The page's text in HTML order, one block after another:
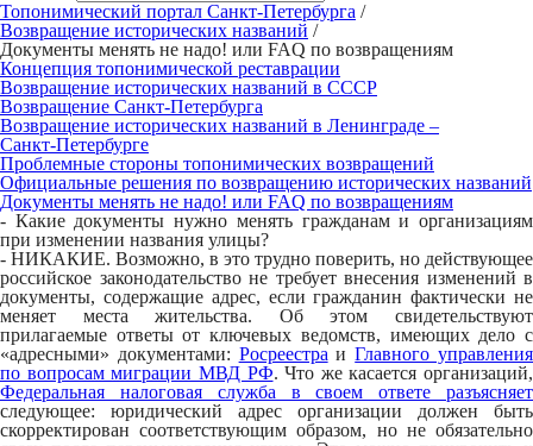
Топонимический портал Санкт-Петербурга /
Возвращение исторических названий /
Документы менять не надо! или FAQ по возвращениям
Концепция топонимической реставрации
Возвращение исторических названий в СССР
Возвращение Санкт‑Петербурга
Возвращение исторических названий в Ленинграде –
Санкт‑Петербурге
Проблемные стороны топонимических возвращений
Официальные решения по возвращению исторических названий
Документы менять не надо! или FAQ по возвращениям
- Какие документы нужно менять гражданам и организациям
при изменении названия улицы?
- НИКАКИЕ. Возможно, в это трудно поверить, но действующее
российское законодательство не требует внесения изменений в
документы, содержащие адрес, если гражданин фактически не
меняет места жительства. Об этом свидетельствуют
прилагаемые ответы от ключевых ведомств, имеющих дело с
«адресными» документами: Росреестра иГлавного управления
по вопросам миграции МВД РФ. Что же касается организаций,
Федеральная налоговая служба в своем ответе разъясняет
следующее: юридический адрес организации должен быть
скорректирован соответствующим образом, но не обязательно